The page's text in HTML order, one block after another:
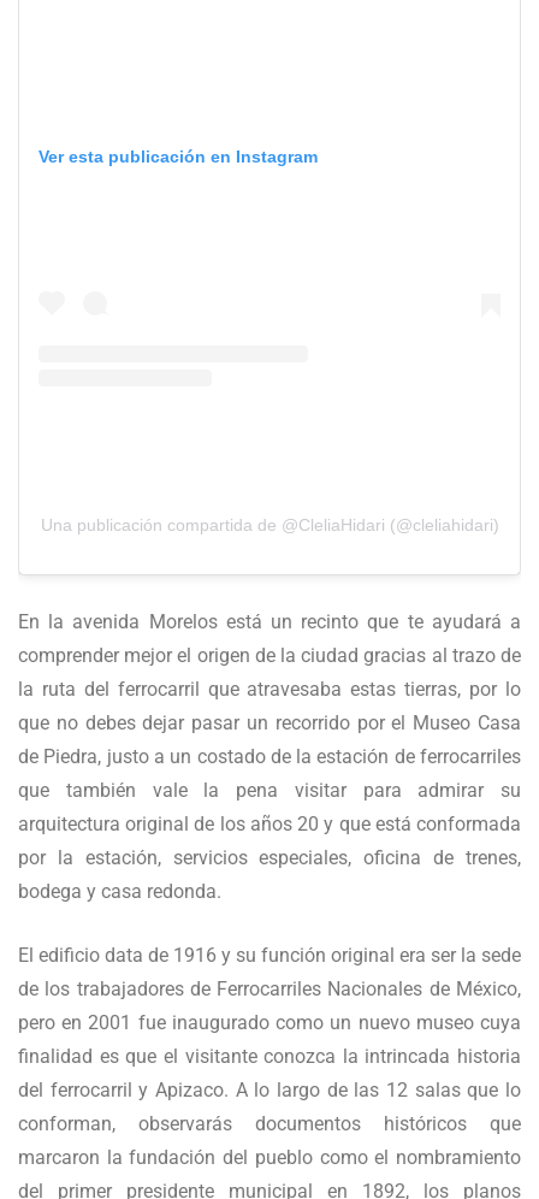
Ver esta publicación en Instagram
Una publicación compartida de @CleliaHidari (@cleliahidari)
En la avenida Morelos está un recinto que te ayudará a
comprender mejor el origen de la ciudad gracias al trazo de
la ruta del ferrocarril que atravesaba estas tierras, por lo
que no debes dejar pasar un recorrido por el Museo Casa
de Piedra, justo a un costado de la estación de ferrocarriles
que también vale la pena visitar para admirar su
arquitectura original de los años 20 y que está conformada
por la estación, servicios especiales, oficina de trenes,
bodega y casa redonda.
El edificio data de 1916 y su función original era ser la sede
de los trabajadores de Ferrocarriles Nacionales de México,
pero en 2001 fue inaugurado como un nuevo museo cuya
finalidad es que el visitante conozca la intrincada historia
del ferrocarril y Apizaco. A lo largo de las 12 salas que lo
conforman, observarás documentos históricos que
marcaron la fundación del pueblo como el nombramiento
del primer presidente municipal en 1892, los planos